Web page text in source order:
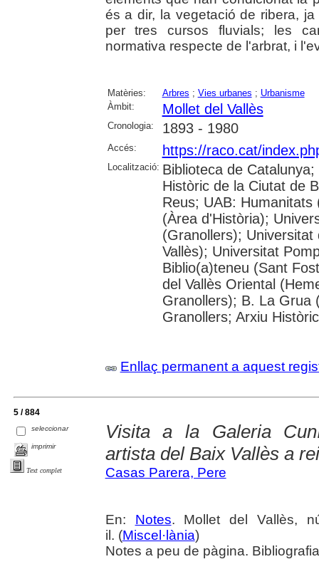
és a dir, la vegetació de ribera,
per tres cursos fluvials; les
normativa respecte de l'arbrat, i
Matèries: Arbres ; Vies urbanes ; Urbanisme
Àmbit:
Mollet del Vallès
Cronologia: 1893 - 1980
Accés: https://raco.cat/
Localització: Biblioteca de
Històric de la Ciutat de
Reus; UAB:
(Àrea d'Història);
(Granollers);
Vallès); Universitat
Biblio(a)teneu (Sant
del Vallès Oriental
Granollers); B. La Grua
Granollers; Arxiu
Enllaç permanent a aquest
5 / 884
seleccionar
imprimir
Text complet
Visita a la Galeria
artista del Baix Vallès a
Casas Parera, Pere
En: Notes. Mollet del Vallès,
il. (Miscel·lània)
Notes a peu de pàgina.